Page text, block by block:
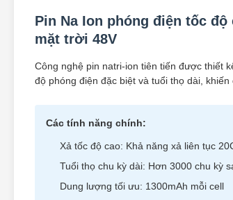
Pin Na Ion phóng điện tốc độ
mặt trời 48V
Công nghệ pin natri-ion tiên tiến được thiết
độ phóng điện đặc biệt và tuổi thọ dài,
Các tính năng chính:
Xả tốc độ cao: Khả năng xả liên tục
Tuổi thọ chu kỳ dài: Hơn 3000 chu kỳ
Dung lượng tối ưu: 1300mAh mỗi cell